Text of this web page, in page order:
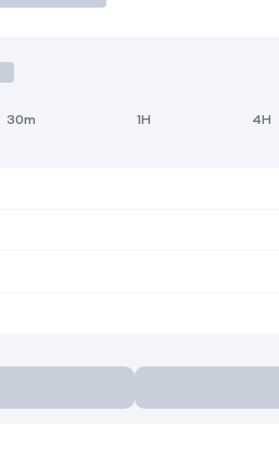
30m 1H 4H